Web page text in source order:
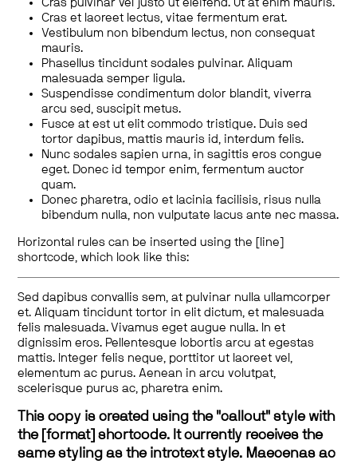
Cras pulvinar vel justo ut eleifend. Ut at enim mauris.
Cras et laoreet lectus, vitae fermentum erat.
Vestibulum non bibendum lectus, non consequat
mauris.
Phasellus tincidunt sodales pulvinar. Aliquam
malesuada semper ligula.
Suspendisse condimentum dolor blandit, viverra
arcu sed, suscipit metus.
Fusce at est ut elit commodo tristique. Duis sed
tortor dapibus, mattis mauris id, interdum felis.
Nunc sodales sapien urna, in sagittis eros congue
eget. Donec id tempor enim, fermentum auctor
quam.
Donec pharetra, odio et lacinia facilisis, risus nulla
bibendum nulla, non vulputate lacus ante nec massa.
Horizontal rules can be inserted using the [line]
shortcode, which look like this:
Sed dapibus convallis sem, at pulvinar nulla ullamcorper
et. Aliquam tincidunt tortor in elit dictum, et malesuada
felis malesuada. Vivamus eget augue nulla. In et
dignissim eros. Pellentesque lobortis arcu at egestas
mattis. Integer felis neque, porttitor ut laoreet vel,
elementum ac purus. Aenean in arcu volutpat,
scelerisque purus ac, pharetra enim.
This copy is created using the "callout" style with
the [format] shortcode. It currently receives the
same styling as the introtext style. Maecenas ac